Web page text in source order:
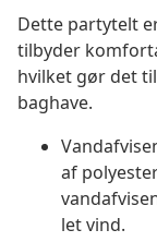
Dette partytelt
tilbyder
hvilket gør det
baghave.
af
let vind.